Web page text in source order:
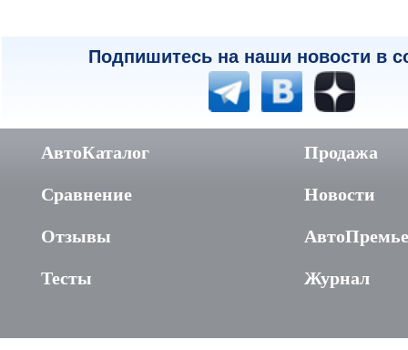
Подпишитесь на наши новости в
АвтоКаталог
Сравнение
Отзывы
Тесты
Продажа
Новости
Журнал